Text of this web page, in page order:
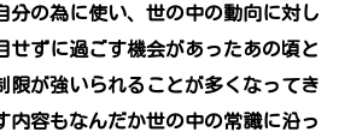
分の為に使い、世の中の動向に対し
せずに過ごす機会があったあの頃と
限が強いられることが多くなってき
内容もなんだか世の中の常識に沿っ